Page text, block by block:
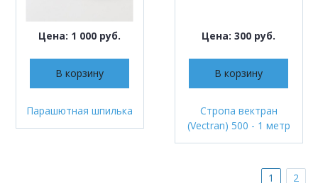
Цена: 1 000 руб.
В корзину
Парашютная шпилька
Цена: 300 руб.
В корзину
Стропа вектран
(Vectran) 500 - 1 метр
1 2